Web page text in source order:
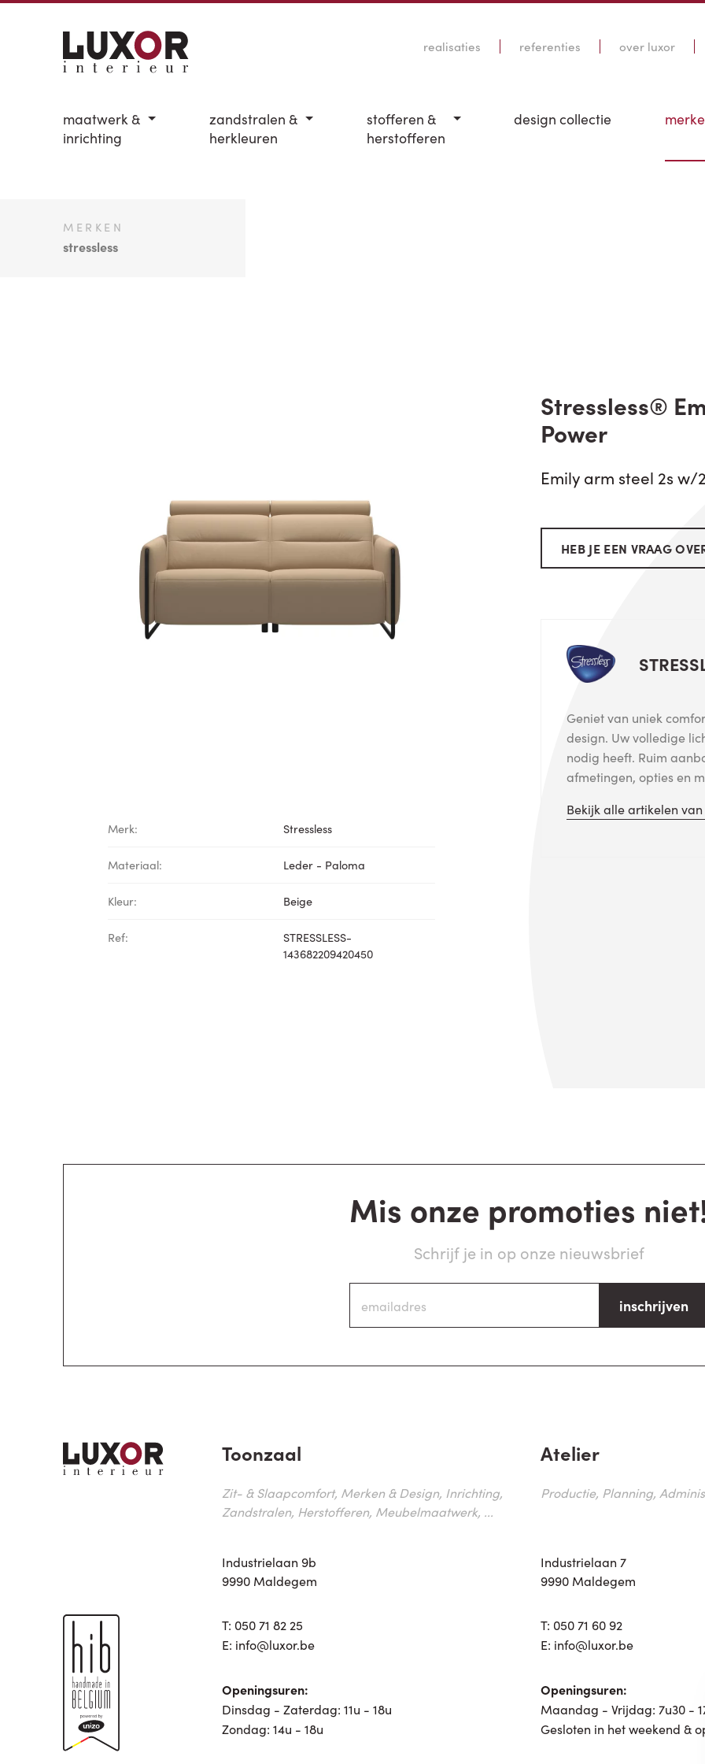
realisaties referenties over luxor
maatwerk &
inrichting
zandstralen &
herkleuren
stofferen &
herstofferen
design collectie
MERKEN
stressless
Merk: Stressless
Materiaal: Leder - Paloma
Kleur: Beige
Ref:
STRESSLESS-
143682209420450
Stressless®
Power
Emily arm steel 2s w/
HEB JE EEN VRAAG
Geniet van uniek
design. Uw volledige
nodig heeft. Ruim
afmetingen, opties en
Bekijk alle artikelen van
Mis onze promoties
Schrijf je in op onze nieuwsbrief
inschrijven
Toonzaal
Zit- & Slaapcomfort, Merken & Design, Inrichting,
Zandstralen, Herstofferen, Meubelmaatwerk, ...
Industrielaan 9b
9990 Maldegem
T: 050 71 82 25
E: info@luxor.be
Openingsuren:
Dinsdag - Zaterdag: 11u - 18u
Zondag: 14u - 18u
Atelier
Productie, Planning,
Industrielaan 7
9990 Maldegem
T: 050 71 60 92
E: info@luxor.be
Openingsuren:
Maandag - Vrijdag: 7u30 -
Gesloten in het weekend &